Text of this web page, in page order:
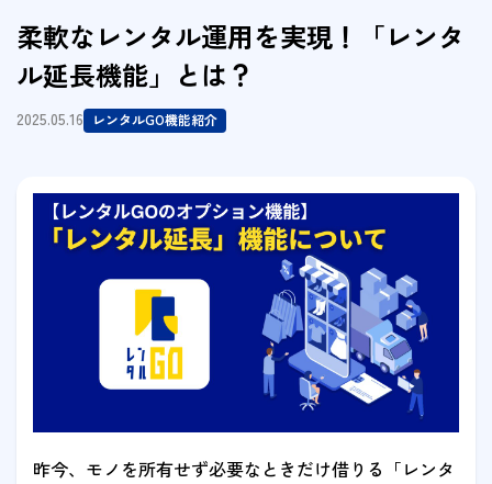
柔軟なレンタル運用を実現！「レンタ
ル延長機能」とは？
2025.05.16 レンタルGO機能紹介
昨今、モノを所有せず必要なときだけ借りる「レンタ